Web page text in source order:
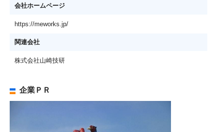
会社ホームページ
https://meworks.jp/
関連会社
株式会社山崎技研
企業ＰＲ